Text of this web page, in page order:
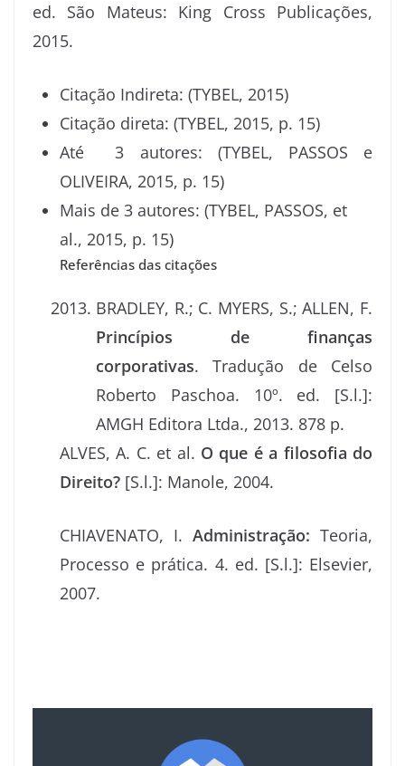
ed. São Mateus: King Cross Publicações,
2015.
Citação Indireta: (TYBEL, 2015)
Citação direta: (TYBEL, 2015, p. 15)
Até 3 autores: (TYBEL, PASSOS e
OLIVEIRA, 2015, p. 15)
Mais de 3 autores: (TYBEL, PASSOS, et
al., 2015, p. 15)
Referências das citações
BRADLEY, R.; C. MYERS, S.; ALLEN, F.
Princípios de finanças
corporativas. Tradução de Celso
Roberto Paschoa. 10º. ed. [S.l.]:
AMGH Editora Ltda., 2013. 878 p.
ALVES, A. C. et al. O que é a filosofia do
Direito? [S.l.]: Manole, 2004.
CHIAVENATO, I. Administração: Teoria,
Processo e prática. 4. ed. [S.l.]: Elsevier,
2007.